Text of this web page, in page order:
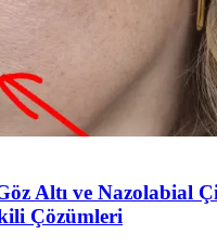
Altı ve Nazolabial
Çözümleri